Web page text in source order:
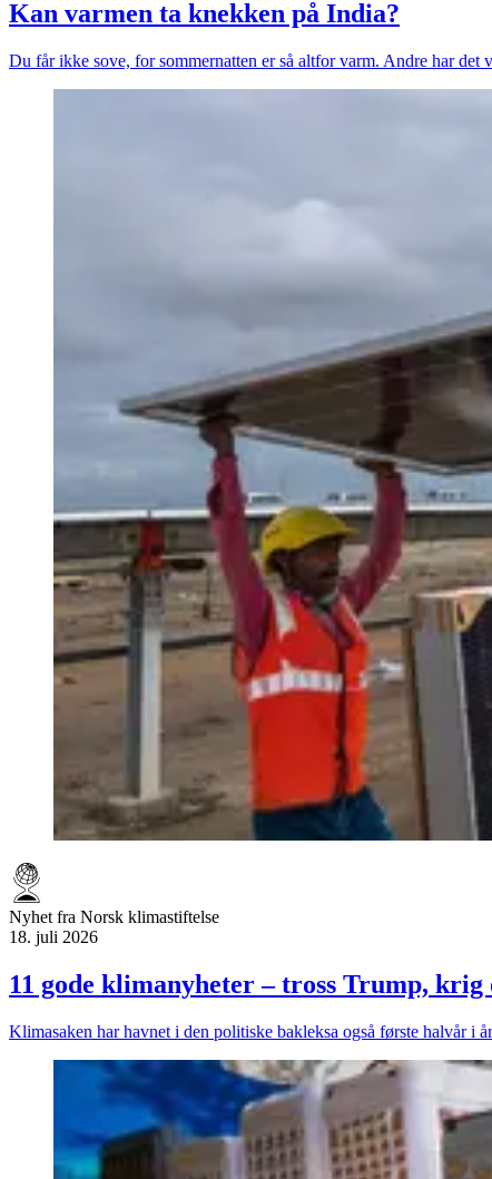
Kan varmen ta knekken på India?
Du får ikke sove, for sommernatten er så altfor varm. Andre har
Nyhet fra Norsk klimastiftelse
18. juli 2026
11 gode klimanyheter – tross Trump,
Klimasaken har havnet i den politiske bakleksa også første halvår i